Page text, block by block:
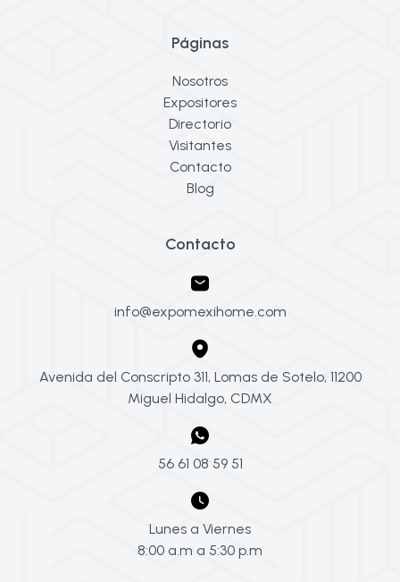
Páginas
Nosotros
Expositores
Directorio
Visitantes
Contacto
Blog
Contacto
info@expomexihome.com
Avenida del Conscripto 311, Lomas de Sotelo, 11200
Miguel Hidalgo, CDMX
56 61 08 59 51
Lunes a Viernes
8:00 a.m a 5:30 p.m